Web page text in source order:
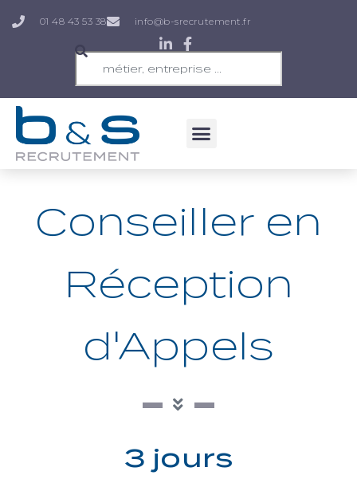
01 48 43 53 38 info@b-srecrutement.fr
Conseiller en
Réception
d'Appels
3 jours